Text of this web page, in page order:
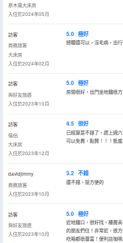
原木風大床房
入住於2024年05月
訪客
商務旅客
大床房
入住於2024年02月
5.0 極好
總體還可以，沒毛病，出
訪客
與好友旅遊
入住於2023年10月
5.0 極好
房間很好，出門坐地鐵很
訪客
情侶
大床房
入住於2023年12月
4.5 很好
已經算是不錯了，趕上週
可以免費，點贊！！！態
davidjimmy
商務旅客
入住於2023年10月
3.2 不錯
還不錯，挺方便的
訪客
與好友旅遊
入住於2023年10月
5.0 極好
近地鐵口，很好找。樓層
的朋友們住！非常近，很
吃喝都很豐富！便利店咖